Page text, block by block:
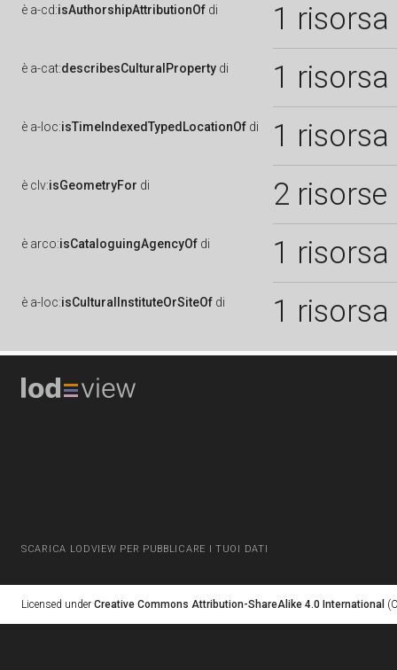
è a-cd:isAuthorshipAttributionOf di 1 risorsa
è a-cat:describesCulturalProperty di 1 risorsa
è a-loc:isTimeIndexedTypedLocationOf di 1 risorsa
è clv:isGeometryFor di 2 risorse
è arco:isCataloguingAgencyOf di 1 risorsa
è a-loc:isCulturalInstituteOrSiteOf di 1 risorsa
SCARICA LODVIEW PER PUBBLICARE I TUOI DATI
Licensed under Creative Commons Attribution-ShareAlike 4.0 International